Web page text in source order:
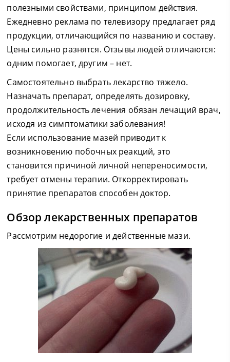
полезными свойствами, принципом действия.
Ежедневно реклама по телевизору предлагает ряд
продукции, отличающийся по названию и составу.
Цены сильно разнятся. Отзывы людей отличаются:
одним помогает, другим – нет.
Самостоятельно выбрать лекарство тяжело.
Назначать препарат, определять дозировку,
продолжительность лечения обязан лечащий врач,
исходя из симптоматики заболевания!
Если использование мазей приводит к
возникновению побочных реакций, это
становится причиной личной непереносимости,
требует отмены терапии. Откорректировать
принятие препаратов способен доктор.
Обзор лекарственных препаратов
Рассмотрим недорогие и действенные мази.